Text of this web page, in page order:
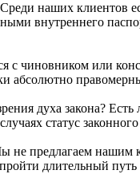
наших клиентов
внутреннего
с чиновником или
абсолютно
духа закона?
статус
предлагаем нашим
длительный